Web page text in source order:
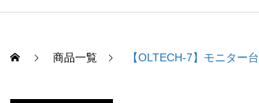
商品一覧 【OLTECH-7】モニター台